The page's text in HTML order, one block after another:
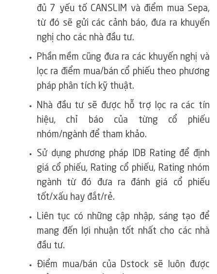
đủ 7 yếu tố CANSLIM và điểm mua Sepa,
từ đó sẽ gửi các cảnh báo, đưa ra khuyến
nghị cho các nhà đầu tư.
Phần mềm cũng đưa ra các khuyến nghị và
lọc ra điểm mua/bán cổ phiếu theo phương
pháp phân tích kỹ thuật.
Nhà đầu tư sẽ được hỗ trợ lọc ra các tín
hiệu, chỉ báo của từng cổ phiếu
nhóm/ngành để tham khảo.
Sử dụng phương pháp IDB Rating để định
giá cổ phiếu, Rating cổ phiếu, Rating nhóm
ngành từ đó đưa ra đánh giá cổ phiếu
tốt/xấu hay đắt/rẻ.
Liên tục có những cập nhập, sáng tạo để
mang đến lợi nhuận tốt nhất cho các nhà
đầu tư.
Điểm mua/bán của Dstock sẽ luôn được